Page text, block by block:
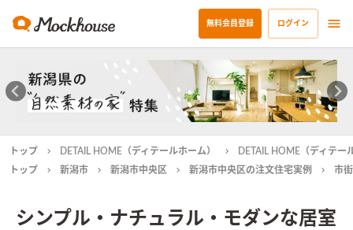
無料会員登録 ログイン
トップ DETAIL HOME（ディテールホーム）
DETAIL HOME（ディテ
トップ
新潟市 新潟市中央区 新潟市中央区の注文住宅実例 市
シンプル・ナチュラル・モダンな居室